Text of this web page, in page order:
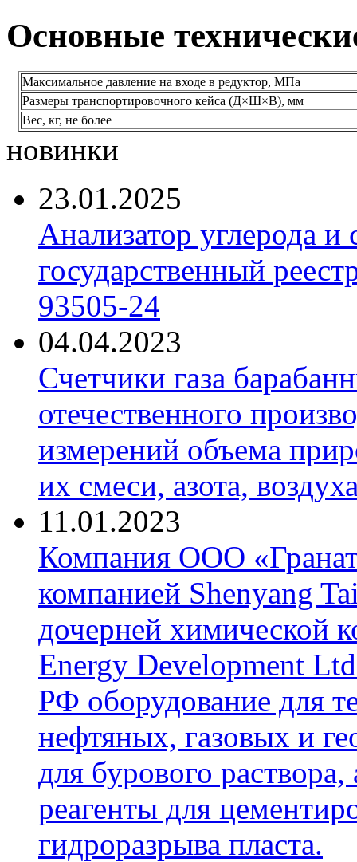
Основные
Максимальное давление на входе в редуктор, МПа
Размеры транспортировочного кейса (Д×Ш×В), мм
Вес, кг, не более
новинки
23.01.2025
Анализатор углерода
государственный
93505-24
04.04.2023
Счетчики газа
отечественного
измерений объема
их смеси, азота,
11.01.2023
Компания ООО
компанией Shenyang
дочерней химической
Energy Development
РФ оборудование для
нефтяных, газовых и
для бурового
реагенты для
гидроразрыва пласта.